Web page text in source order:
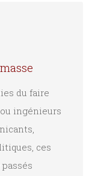
du faire
ingénieurs
ces